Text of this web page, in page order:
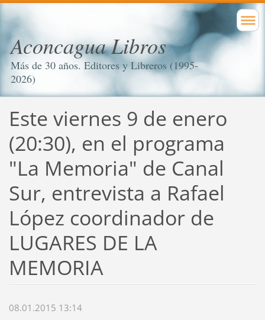
Aconcagua Libros
Más de 30 años. Editores y Libreros (1995-
2026)
Este viernes 9 de enero
(20:30), en el programa
"La Memoria" de Canal
Sur, entrevista a Rafael
López coordinador de
LUGARES DE LA
MEMORIA
08.01.2015 13:14